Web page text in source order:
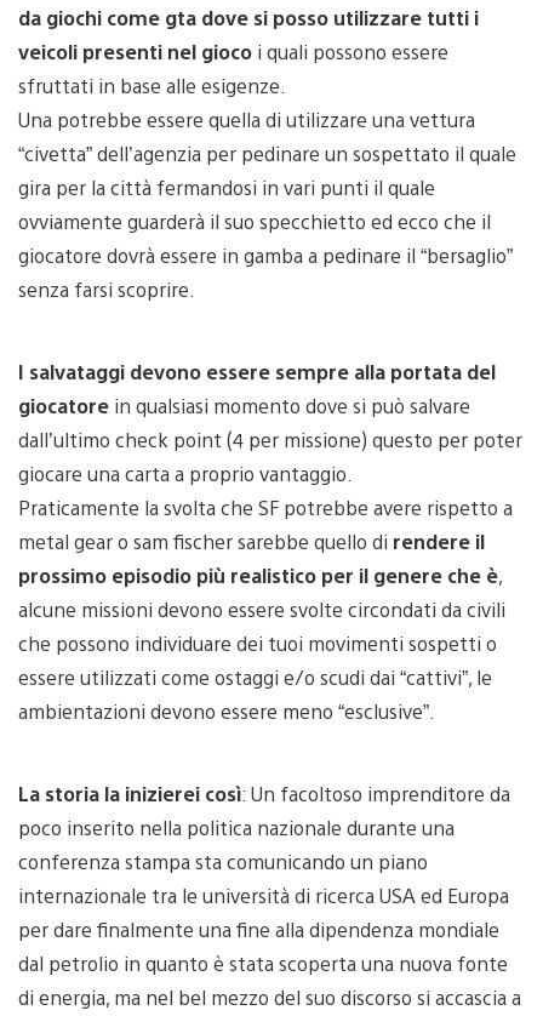
da giochi come gta dove si posso utilizzare tutti i
veicoli presenti nel gioco i quali possono essere
sfruttati in base alle esigenze.
Una potrebbe essere quella di utilizzare una vettura
“civetta” dell’agenzia per pedinare un sospettato il quale
gira per la città fermandosi in vari punti il quale
ovviamente guarderà il suo specchietto ed ecco che il
giocatore dovrà essere in gamba a pedinare il “bersaglio”
senza farsi scoprire.
I salvataggi devono essere sempre alla portata del
giocatore in qualsiasi momento dove si può salvare
dall’ultimo check point (4 per missione) questo per poter
giocare una carta a proprio vantaggio.
Praticamente la svolta che SF potrebbe avere rispetto a
metal gear o sam fischer sarebbe quello di rendere il
prossimo episodio più realistico per il genere che è,
alcune missioni devono essere svolte circondati da civili
che possono individuare dei tuoi movimenti sospetti o
essere utilizzati come ostaggi e/o scudi dai “cattivi”, le
ambientazioni devono essere meno “esclusive”.
La storia la inizierei così: Un facoltoso imprenditore da
poco inserito nella politica nazionale durante una
conferenza stampa sta comunicando un piano
internazionale tra le università di ricerca USA ed Europa
per dare finalmente una fine alla dipendenza mondiale
dal petrolio in quanto è stata scoperta una nuova fonte
di energia, ma nel bel mezzo del suo discorso si accascia a